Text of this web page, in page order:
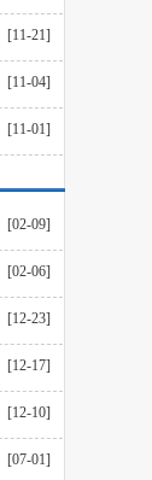
[11-21]
[11-04]
[11-01]
[02-09]
[02-06]
[12-23]
[12-17]
[12-10]
[07-01]